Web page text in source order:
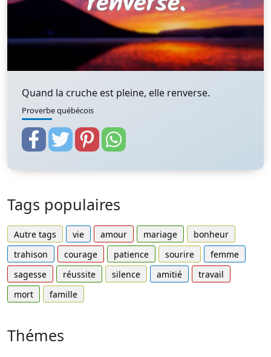
Quand la cruche est pleine, elle renverse.
Proverbe québécois
Tags populaires
Autre tags vie amour mariage
bonheur
trahison
courage patience sourire
femme
sagesse
réussite silence amitié
travail
mort
famille
Thémes